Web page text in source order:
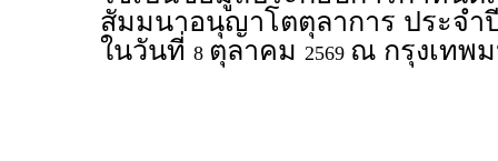
สัมมนาอนุญาโตตุลาการ ประจ
ในวันที่ 8 ตุลาคม 2569 ณ กรุงเทพ